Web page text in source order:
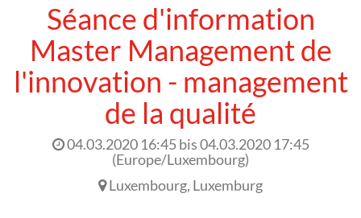
Séance d'information
Master Management de
l'innovation - management
de la qualité
04.03.2020 16:45bis04.03.2020 17:45
(Europe/Luxembourg)
Luxembourg, Luxemburg